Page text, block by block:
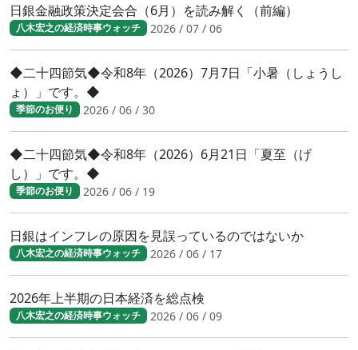
日銀金融政策決定会合（6月）を読み解く（前編）
八木宏之の経済時事ウォッチ 2026 / 07 / 06
◆二十四節気◆令和8年（2026）7月7日「小暑（しょうし
ょ）」です。◆
季節のお便り 2026 / 06 / 30
◆二十四節気◆令和8年（2026）6月21日「夏至（げ
し）」です。◆
季節のお便り 2026 / 06 / 19
日銀はインフレの原因を見誤っているのではないか
八木宏之の経済時事ウォッチ 2026 / 06 / 17
2026年上半期の日本経済を総点検
八木宏之の経済時事ウォッチ 2026 / 06 / 09